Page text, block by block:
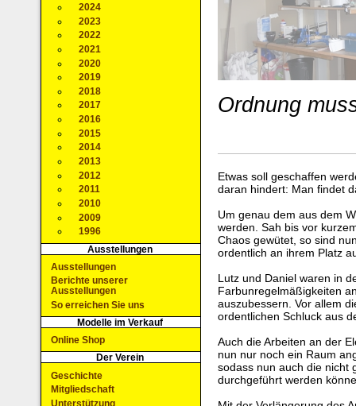
Ordnung
Etwas soll geschaffen
daran hindert: Man findet
Um genau dem aus dem
werden. Sah bis vor
Chaos gewütet, so sind
ordentlich an ihrem Platz
Lutz und Daniel waren in
Farbunregelmäßigkeiten
auszubessern. Vor allem
ordentlichen Schluck aus
Auch die Arbeiten an der
nun nur noch ein Raum
sodass nun auch die nicht
durchgeführt werden
2024
2023
2022
2021
2020
2019
2018
2017
2016
2015
2014
2013
2012
2011
2010
2009
1996
Ausstellungen
Ausstellungen
Berichte unserer
Ausstellungen
So erreichen Sie uns
Modelle im Verkauf
Online Shop
Der Verein
Geschichte
Mitgliedschaft
Unterstützung